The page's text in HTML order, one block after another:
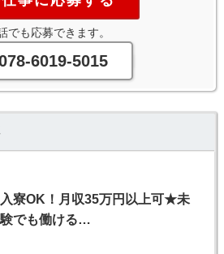
でも応募できます。
6019-5015
入寮OK！月収35万円以上可★未
でも働ける…